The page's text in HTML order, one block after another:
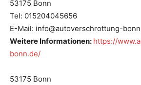
53175 Bonn
Tel: 015204045656
E-Mail: info@autoverschrottung-
Weitere Informationen: https://
bonn.de/
53175 Bonn